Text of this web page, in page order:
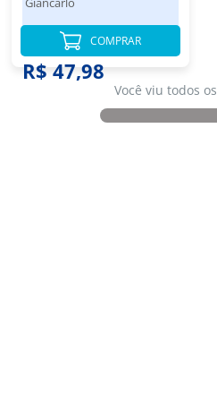
R$ 47,98
COMPRAR
Você viu todos os